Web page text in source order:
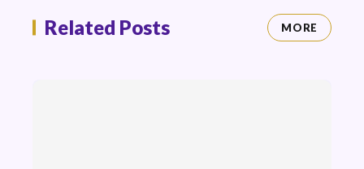
Related Posts MORE